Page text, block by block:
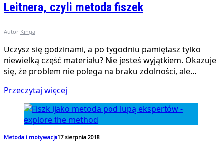
Leitnera, czyli metoda fiszek
Autor Kinga
Uczysz się godzinami, a po tygodniu pamiętasz tylko
niewielką część materiału? Nie jesteś wyjątkiem. Okazuje
się, że problem nie polega na braku zdolności, ale…
Przeczytaj więcej
Metoda i motywacja17 sierpnia 2018